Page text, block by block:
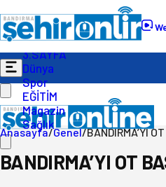
Gündem
Ekonomi
Politika
3.SAYFA
Dünya
Spor
EĞİTİM
Magazin
Sağlık
Anasayfa/Genel/BANDIRMA’YI
BANDIRMA’YI OT